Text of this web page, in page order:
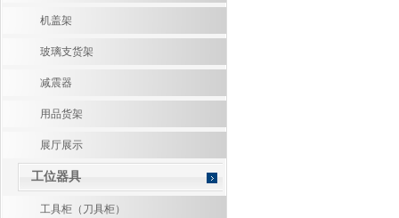
机盖架
玻璃支货架
减震器
用品货架
展厅展示
工位器具
工具柜（刀具柜）